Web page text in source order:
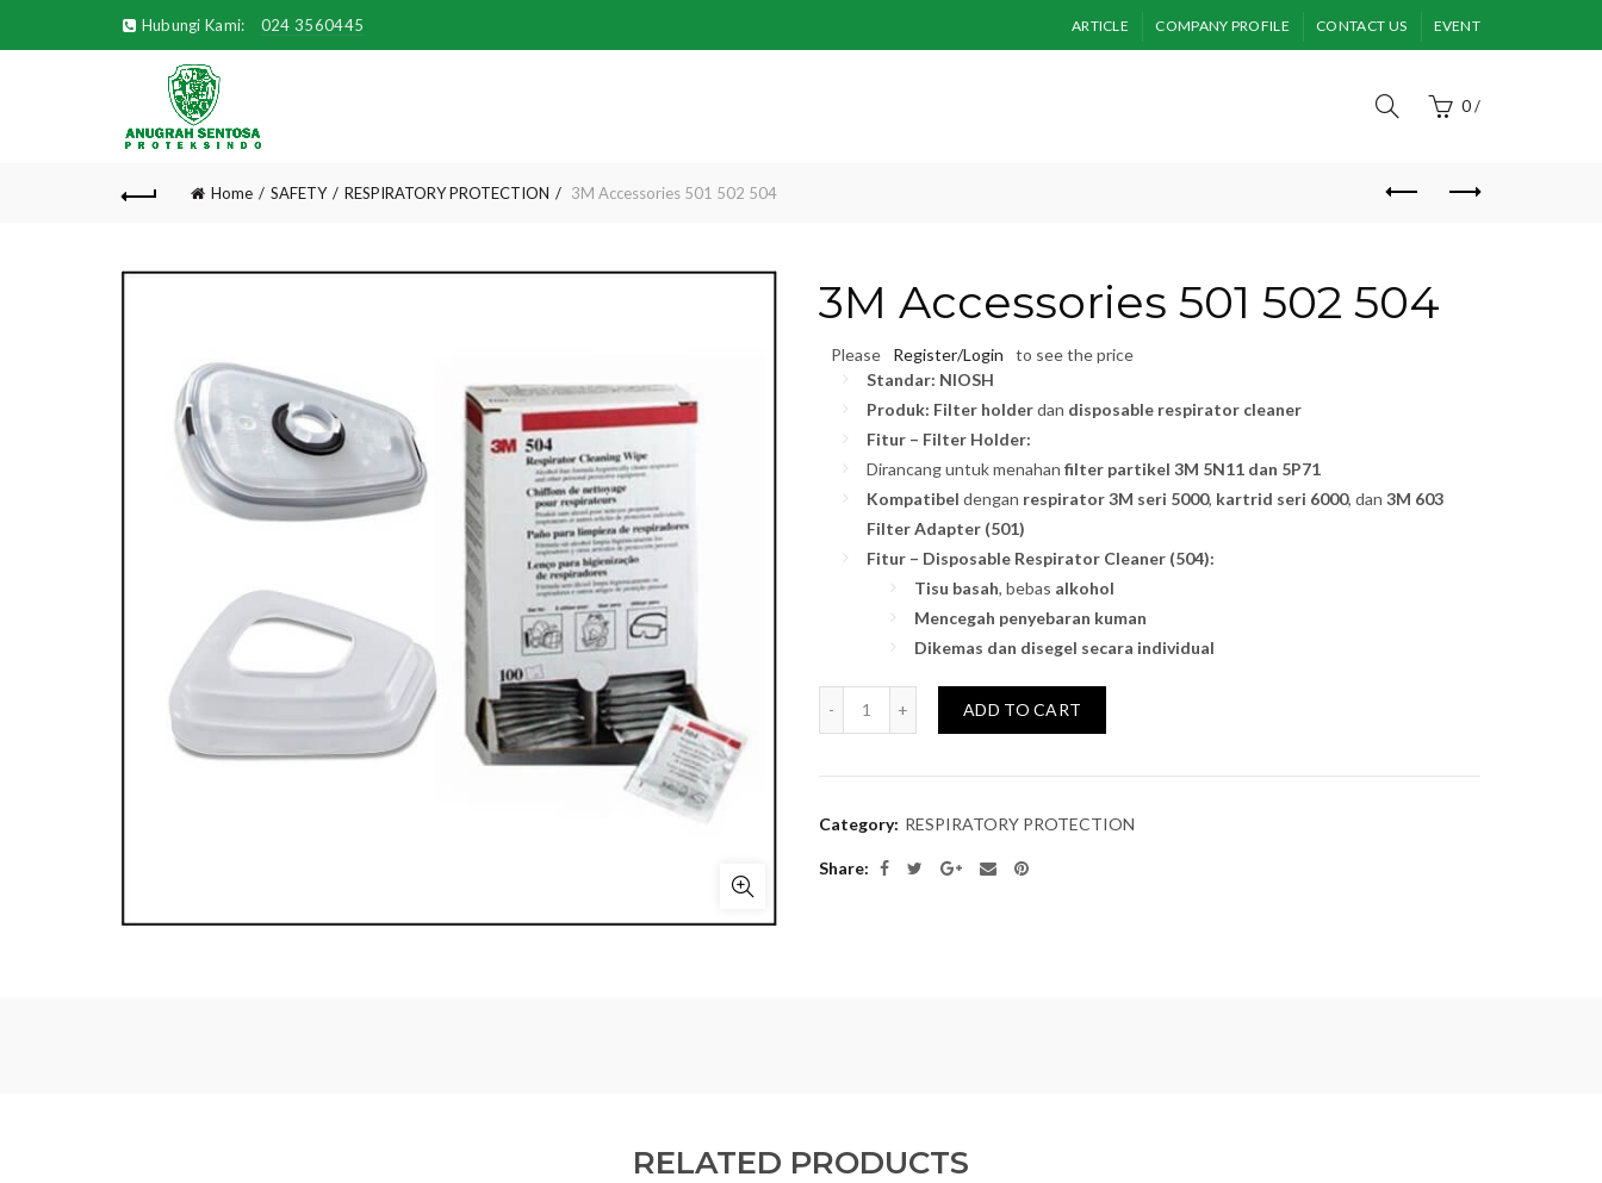
Hubungi Kami: 024 3560445 ARTICLE COMPANY PROFILE CONTACT US EVENT
0/
Home SAFETY RESPIRATORY PROTECTION 3M Accessories 501 502 504
3M Accessories 501 502 504
Please Register/Login
to see the price
Standar: NIOSH
Produk: Filter holderdan disposable respirator cleaner
Fitur – Filter Holder:
Dirancang untuk menahan filter partikel 3M 5N11 dan 5P71
Kompatibel dengan respirator 3M seri 5000, kartrid seri 6000, dan 3M 603
Filter Adapter (501)
Fitur – Disposable Respirator Cleaner (504):
Tisu basah, bebas alkohol
Mencegah penyebaran kuman
Dikemas dan disegel secara individual
Quantity
ADD TO CART
Category: RESPIRATORY PROTECTION
Share
RELATED PRODUCTS